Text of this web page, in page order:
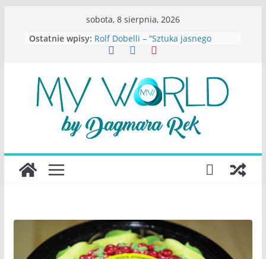
sobota, 8 sierpnia, 2026
Ostatnie wpisy: Rolf Dobelli – “Sztuka jasnego
myślenia”
Konstancina. Sekrety seksbiznesu”
Katarzyna Lewandowicz – Zanim
straciliśmy siebie
Judith Joseph – “Wysoko
funkcjonująca depresja”
S.Wynn-Williams – “Bezwzględni. O
największego portalu